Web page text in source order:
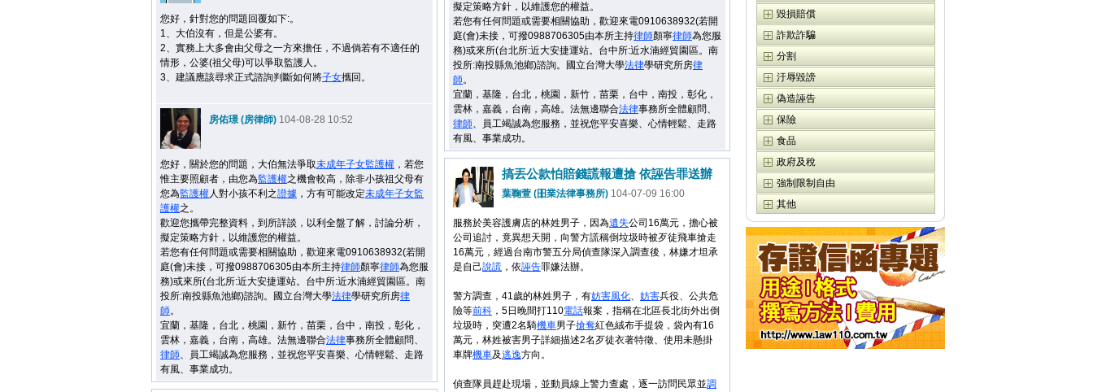
擬定策略方針，以維護您的權益。
若您有任何問題或需要相關協助，歡迎來電0910638932(若開
庭(會)未接，可撥0988706305由本所主持律師顏寧律師為您服
務)或來所(台北所:近大安捷運站。台中所:近水湳經貿園區。南
投所:南投縣魚池鄉)諮詢。國立台灣大學法律學研究所房律
師。
宜蘭，基隆，台北，桃園，新竹，苗栗，台中，南投，彰化，
雲林，嘉義，台南，高雄。法無邊聯合法律事務所全體顧問、
律師、員工竭誠為您服務，並祝您平安喜樂、心情輕鬆、走路
有風、事業成功。
您好，針對您的問題回覆如下:。
1、大伯沒有，但是公婆有。
2、實務上大多會由父母之一方來擔任，不過倘若有不適任的
情形，公婆(祖父母)可以爭取監護人。
3、建議應該尋求正式諮詢判斷如何將子女攜回。
房佑璟 (房律師) 104-08-28 10:52
您好，關於您的問題，大伯無法爭取未成年子女監護權 ，若您
惟主要照顧者，由您為監護權之機會較高，除非小孩祖父母有
您為監護權人對小孩不利之證據 ，方有可能改定未成年子女監
護權之。
歡迎您攜帶完整資料，到所詳談，以利全盤了解，討論分析，
擬定策略方針，以維護您的權益。
若您有任何問題或需要相關協助，歡迎來電0910638932(若開
庭(會)未接，可撥0988706305由本所主持律師顏寧律師為您服
務)或來所(台北所:近大安捷運站。台中所:近水湳經貿園區。南
投所:南投縣魚池鄉)諮詢。國立台灣大學法律學研究所房律
師。
宜蘭，基隆，台北，桃園，新竹，苗栗，台中，南投，彰化，
雲林，嘉義，台南，高雄。法無邊聯合法律事務所全體顧問、
律師、員工竭誠為您服務，並祝您平安喜樂、心情輕鬆、走路
有風、事業成功。
搞丟公款怕賠錢謊報遭搶 依誣告罪送辦
葉鞠萱 (昍業法律事務所) 104-07-09 16:00
服務於美容護膚店的林姓男子，因為遺失公司16萬元，擔心被
公司追討，竟異想天開，向警方謊稱倒垃圾時被歹徒飛車搶走
16萬元，經過台南市警五分局偵查隊深入調查後，林嫌才坦承
是自己說謊 ，依誣告罪嫌法辦。
警方調查，41歲的林姓男子，有妨害風化、 妨害兵役、公共危
險等前科 ，5日晚間打110電話報案，指稱在北區長北街外出倒
垃圾時，突遭2名騎機車男子搶奪紅色絨布手提袋，袋內有16
萬元，林姓被害男子詳細描述2名歹徒衣著特徵、使用未懸掛
車牌機車及逃逸方向。
偵查隊員趕赴現場，並動員線上警力查處，逐一訪問民眾並調
毀損賠償
詐欺詐騙
分割
汙辱毀謗
偽造誣告
保險
食品
政府及稅
強制限制自由
其他